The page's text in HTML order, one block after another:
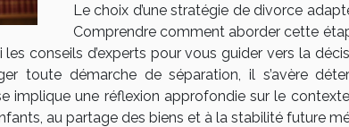
Le choix d’une stratégie de divorce
Comprendre comment aborder cette
conseils d’experts pour vous guider vers la
toute démarche de séparation, il s’avère
implique une réflexion approfondie sur le
au partage des biens et à la stabilité future